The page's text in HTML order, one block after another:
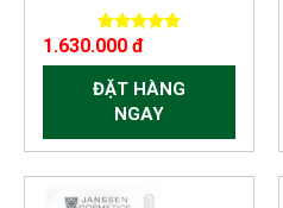
1.630.000 đ
ĐẶT HÀNG
NGAY